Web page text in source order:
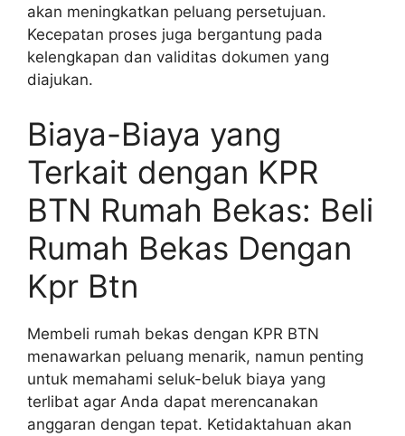
akan meningkatkan peluang persetujuan.
Kecepatan proses juga bergantung pada
kelengkapan dan validitas dokumen yang
diajukan.
Biaya-Biaya yang
Terkait dengan KPR
BTN Rumah Bekas: Beli
Rumah Bekas Dengan
Kpr Btn
Membeli rumah bekas dengan KPR BTN
menawarkan peluang menarik, namun penting
untuk memahami seluk-beluk biaya yang
terlibat agar Anda dapat merencanakan
anggaran dengan tepat. Ketidaktahuan akan